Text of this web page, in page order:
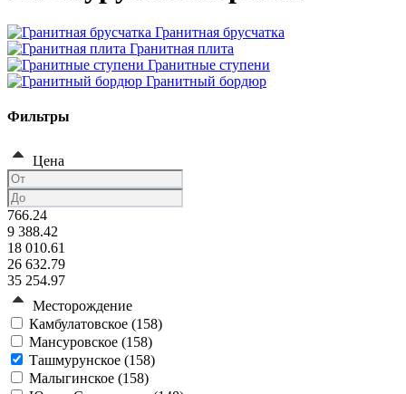
Гранитная брусчатка
Гранитная плита
Гранитные ступени
Гранитный бордюр
Фильтры
Цена
766.24
9 388.42
18 010.61
26 632.79
35 254.97
Месторождение
Камбулатовское (158)
Мансуровское (158)
Ташмурунское (158)
Малыгинское (158)